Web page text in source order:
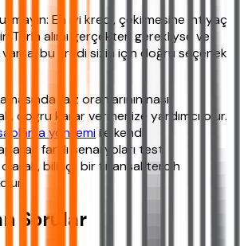
En iyi kredi, çekilmesine ihtiyaç
Tarla alımı gerçekten gerekliyse ve
varsa, bu kredi sizin için doğru seçenek
faiz oranlarının nasıl
doğru karar vermenize yardımcı olur.
yöntemiile kendi
farklı senaryoları test
olarak, bilinçli bir finansal tercih
Sorular